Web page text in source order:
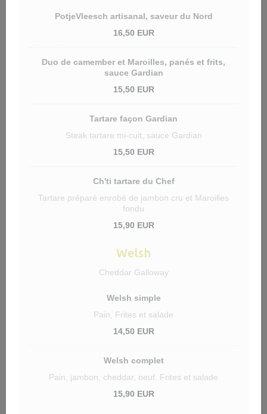
PotjeVleesch artisanal, saveur du Nord
16,50 EUR
Duo de camember et Maroilles, panés et frits,
sauce Gardian
15,50 EUR
Tartare façon Gardian
Steak tartare mi-cuit, sauce Gardian
15,50 EUR
Ch'ti tartare du Chef
Tartare préparé enrobé de jambon cru et Maroilles
fondu
15,90 EUR
Welsh
Cheddar Galloway
Welsh simple
Pain, Frites et salade
14,50 EUR
Welsh complet
Pain, jambon, cheddar, oeuf. Frites et salade
15,90 EUR